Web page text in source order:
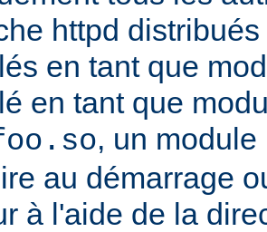
httpd
en tant que
en tant que
, un
au démarrage
à l'aide de la